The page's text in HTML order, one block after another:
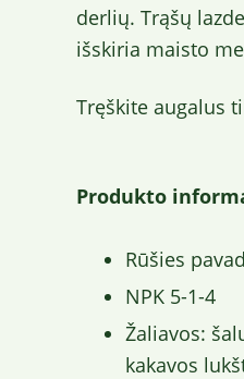
derlių. Trąšų
išskiria maisto
Tręškite augalus
Produkto
Rūšies
NPK 5-1-4
Žaliavos:
kakavos